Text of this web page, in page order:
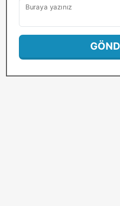
Buraya yazınız